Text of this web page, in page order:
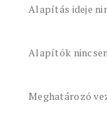
Alapítás ideje
Alapítók
Meghatározó